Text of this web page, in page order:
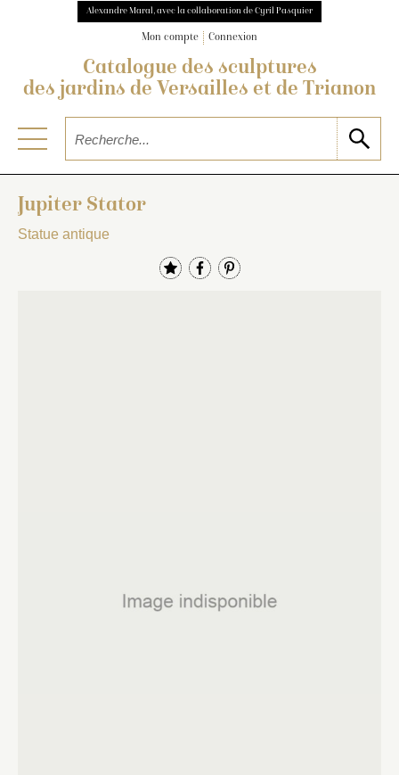
Alexandre Maral, avec la collaboration de Cyril Pasquier
Mon compte Connexion
Catalogue des sculptures
des jardins de Versailles et de Trianon
Jupiter Stator
Statue antique